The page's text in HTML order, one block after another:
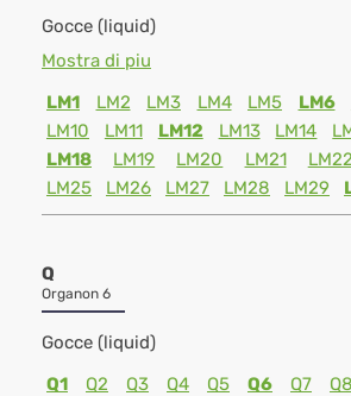
Gocce (liquid)
Mostra di piu
LM1
LM2 LM3 LM4 LM5 LM6
LM10
LM11 LM12 LM13 LM14
LM18
LM19 LM20 LM21 LM22
LM25
LM26 LM27 LM28 LM29
Q
Organon 6
Gocce (liquid)
Q1
Q2 Q3 Q4 Q5 Q6 Q7 Q8